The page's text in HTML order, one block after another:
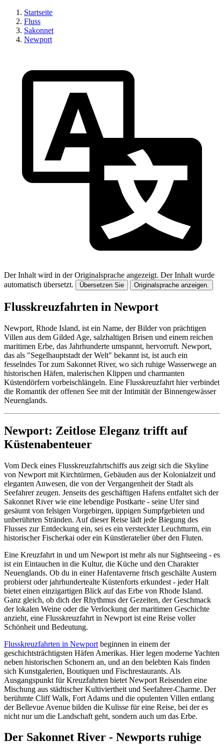
Startseite
Fluss
Sakonnet
Newport
Der Inhalt wird in der Originalsprache angezeigt. Der Inhalt wurde
automatisch übersetzt.
Übersetzen Sie Originalsprache anzeigen.
Flusskreuzfahrten in Newport
Newport, Rhode Island, ist ein Name, der Bilder von prächtigen
Villen aus dem Gilded Age, salzhaltigen Brisen und einem reichen
maritimen Erbe, das Jahrhunderte umspannt, hervorruft. Newport,
das als "Segelhauptstadt der Welt" bekannt ist, ist auch ein
fesselndes Tor zum Sakonnet River, wo sich ruhige Wasserwege an
historischen Häfen, malerischen Klippen und charmanten
Küstendörfern vorbeischlängeln. Eine Flusskreuzfahrt hier verbindet
die Romantik der offenen See mit der Intimität der Binnengewässer
Neuenglands.
Newport: Zeitlose Eleganz trifft auf
Küstenabenteuer
Vom Deck eines Flusskreuzfahrtschiffs aus zeigt sich die Skyline
von Newport mit Kirchtürmen, Gebäuden aus der Kolonialzeit und
eleganten Anwesen, die von der Vergangenheit der Stadt als
Seefahrer zeugen. Jenseits des geschäftigen Hafens entfaltet sich der
Sakonnet River wie eine lebendige Postkarte - seine Ufer sind
gesäumt von felsigen Vorgebirgen, üppigen Sumpfgebieten und
unberührten Stränden. Auf dieser Reise lädt jede Biegung des
Flusses zur Entdeckung ein, sei es ein versteckter Leuchtturm, ein
historischer Fischerkai oder ein Künstleratelier über den Fluten.
Eine Kreuzfahrt in und um Newport ist mehr als nur Sightseeing - es
ist ein Eintauchen in die Kultur, die Küche und den Charakter
Neuenglands. Ob du in einer Hafentaverne frisch geschälte Austern
probierst oder jahrhundertealte Küstenforts erkundest - jeder Halt
bietet einen einzigartigen Blick auf das Erbe von Rhode Island.
Ganz gleich, ob dich der Rhythmus der Gezeiten, der Geschmack
der lokalen Weine oder die Verlockung der maritimen Geschichte
anzieht, eine Flusskreuzfahrt in Newport ist eine Reise voller
Schönheit und Bedeutung.
Flusskreuzfahrten in Newport beginnen in einem der
geschichtsträchtigsten Häfen Amerikas. Hier legen moderne Yachten
neben historischen Schonern an, und an den belebten Kais finden
sich Kunstgalerien, Boutiquen und Fischrestaurants. Als
Ausgangspunkt für Kreuzfahrten bietet Newport Reisenden eine
Mischung aus städtischer Kultiviertheit und Seefahrer-Charme. Der
berühmte Cliff Walk, Fort Adams und die opulenten Villen entlang
der Bellevue Avenue bilden die Kulisse für eine Reise, bei der es
nicht nur um die Landschaft geht, sondern auch um das Erbe.
Der Sakonnet River - Newports ruhige